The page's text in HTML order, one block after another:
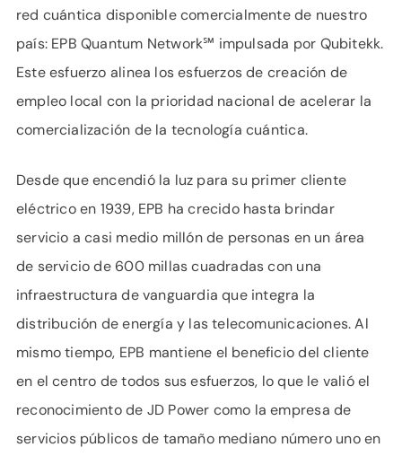
red cuántica disponible comercialmente de nuestro
país: EPB Quantum Network℠ impulsada por Qubitekk.
Este esfuerzo alinea los esfuerzos de creación de
empleo local con la prioridad nacional de acelerar la
comercialización de la tecnología cuántica.
Desde que encendió la luz para su primer cliente
eléctrico en 1939, EPB ha crecido hasta brindar
servicio a casi medio millón de personas en un área
de servicio de 600 millas cuadradas con una
infraestructura de vanguardia que integra la
distribución de energía y las telecomunicaciones. Al
mismo tiempo, EPB mantiene el beneficio del cliente
en el centro de todos sus esfuerzos, lo que le valió el
reconocimiento de JD Power como la empresa de
servicios públicos de tamaño mediano número uno en